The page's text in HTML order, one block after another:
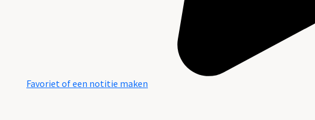
Favoriet of een notitie maken